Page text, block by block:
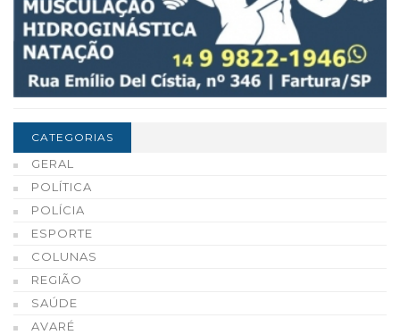
CATEGORIAS
GERAL
POLÍTICA
POLÍCIA
ESPORTE
COLUNAS
REGIÃO
SAÚDE
AVARÉ